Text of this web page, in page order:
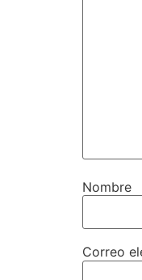
Nombre
Correo